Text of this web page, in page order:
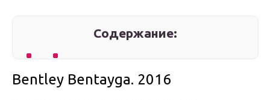
Содержание:
Bentley Bentayga. 2016